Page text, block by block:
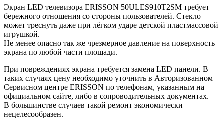
Экран LED телевизора ERISSON 50ULES910T2SM требует
бережного отношения со стороны пользователей. Стекло
может треснуть даже при лёгком ударе детской пластмассовой
игрушкой.
Не менее опасно так же чрезмерное давление на поверхность
экрана по любой части площади.
При повреждениях экрана требуется замена LED панели. В
таких случаях цену необходимо уточнить в Авторизованном
Сервисном центре ERISSON по телефонам, указанным на
официальном сайте, либо в сопроводительных документах.
В большинстве случаев такой ремонт экономически
нецелесообразен.